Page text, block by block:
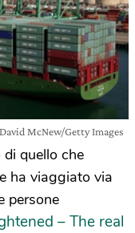
McNew/Getty Images
quello che
ha viaggiato via
persone
– The real